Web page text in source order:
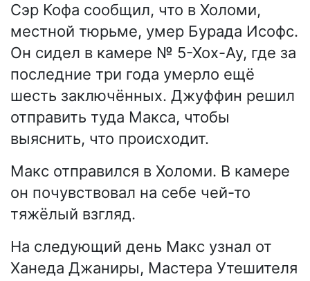
Сэр Кофа сообщил, что в Холоми,
местной тюрьме, умер Бурада Исофс.
Он сидел в камере № 5-Хох-Ау, где за
последние три года умерло ещё
шесть заключённых. Джуффин решил
отправить туда Макса, чтобы
выяснить, что происходит.
Макс отправился в Холоми. В камере
он почувствовал на себе чей-то
тяжёлый взгляд.
На следующий день Макс узнал от
Ханеда Джаниры, Мастера Утешителя